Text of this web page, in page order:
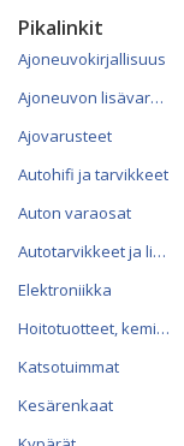
Pikalinkit
Ajoneuvokirjallisuus
Ajoneuvon lisävarusteet
Ajovarusteet
Autohifi ja tarvikkeet
Auton varaosat
Autotarvikkeet ja lisävarusteet
Elektroniikka
Hoitotuotteet, kemikaalit ja öljyt
Katsotuimmat
Kesärenkaat